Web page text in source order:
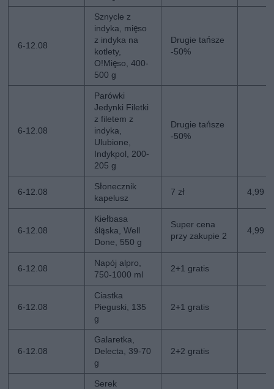
6-12.08
Sznycle z
indyka, mięso
z indyka na
kotlety,
O!Mięso, 400-
500 g
Drugie tańsze
-50%
6-12.08
Parówki
Jedynki Filetki
z filetem z
indyka,
Ulubione,
Indykpol, 200-
205 g
Drugie tańsze
-50%
6-12.08
Słonecznik
kapelusz
7 zł 4,99
6-12.08
Kiełbasa
śląska, Well
Done, 550 g
Super cena
przy zakupie 2
4,99
6-12.08
Napój alpro,
750-1000 ml
2+1 gratis
6-12.08
Ciastka
Pieguski, 135
g
2+1 gratis
6-12.08
Galaretka,
Delecta, 39-70
g
2+2 gratis
Serek